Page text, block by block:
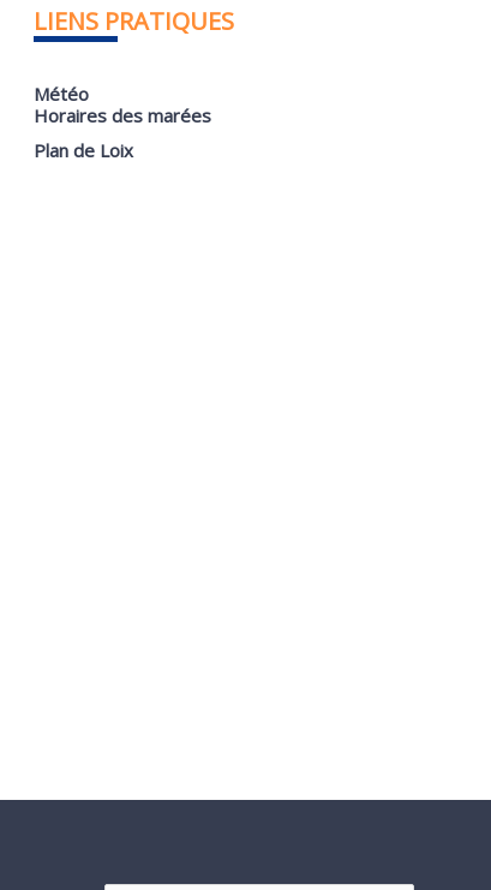
LIENS PRATIQUES
Météo
Horaires des marées
Plan de Loix